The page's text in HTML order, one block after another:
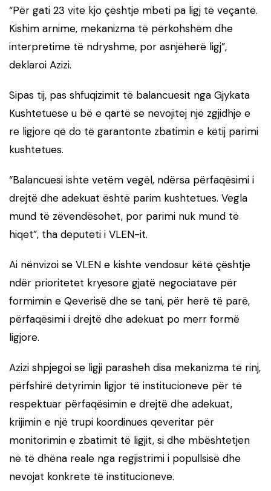
“Për gati 23 vite kjo çështje mbeti pa ligj të veçantë.
Kishim arnime, mekanizma të përkohshëm dhe
interpretime të ndryshme, por asnjëherë ligj”,
deklaroi Azizi.
Sipas tij, pas shfuqizimit të balancuesit nga Gjykata
Kushtetuese u bë e qartë se nevojitej një zgjidhje e
re ligjore që do të garantonte zbatimin e këtij parimi
kushtetues.
“Balancuesi ishte vetëm vegël, ndërsa përfaqësimi i
drejtë dhe adekuat është parim kushtetues. Vegla
mund të zëvendësohet, por parimi nuk mund të
hiqet”, tha deputeti i VLEN-it.
Ai nënvizoi se VLEN e kishte vendosur këtë çështje
ndër prioritetet kryesore gjatë negociatave për
formimin e Qeverisë dhe se tani, për herë të parë,
përfaqësimi i drejtë dhe adekuat po merr formë
ligjore.
Azizi shpjegoi se ligji parasheh disa mekanizma të rinj,
përfshirë detyrimin ligjor të institucioneve për të
respektuar përfaqësimin e drejtë dhe adekuat,
krijimin e një trupi koordinues qeveritar për
monitorimin e zbatimit të ligjit, si dhe mbështetjen
në të dhëna reale nga regjistrimi i popullsisë dhe
nevojat konkrete të institucioneve.